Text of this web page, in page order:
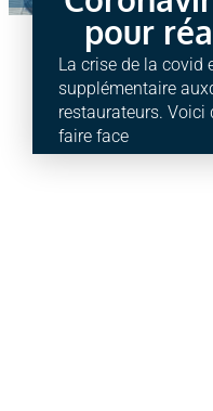
pour
La crise de la covid
supplémentaire
restaurateurs. Voici
faire face